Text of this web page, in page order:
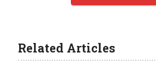
Related Articles